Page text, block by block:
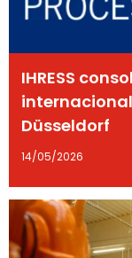
IHRESS
Düsseldorf
14/05/2026